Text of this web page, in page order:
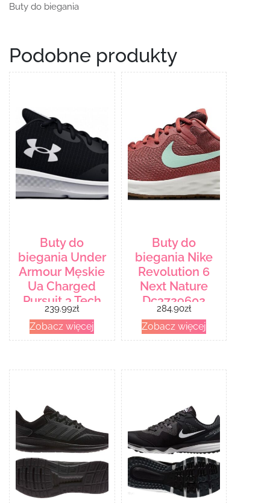
Buty do biegania
Podobne produkty
Buty do
biegania Under
Armour Męskie
Ua Charged
Pursuit 3 Tech
302542400185
Czarny
239.99zł
Zobacz więcej
Buty do
biegania Nike
Revolution 6
Next Nature
Dc3729602
Czerwony
284.90zł
Zobacz więcej